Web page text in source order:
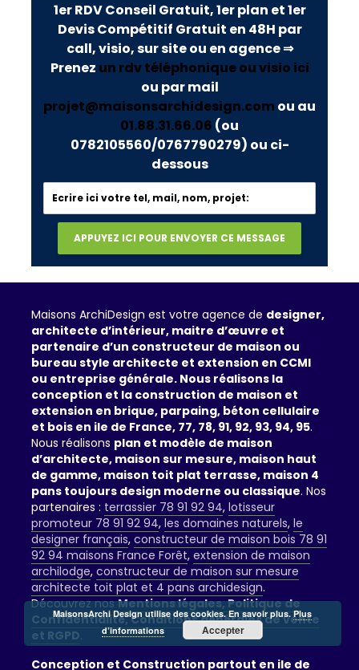
1er RDV Conseil Gratuit, 1er plan et 1er
Devis Compétitif Gratuit en 48H par
call, visio, sur site ou en agence ⇒
Prenez un rdv téléphonique ou visio ici
ou par mail
projet@maisonsarchidesign.com ou au
01.88.31.66.06 (ou
0782105560/0767790279) ou ci-
dessous
Maisons ArchiDesign est votre agence de designer,
architecte d’intérieur, maitre d’œuvre et
partenaire d’un constructeur de maison ou
bureau style architecte et extension en CCMI
ou entreprise générale. Nous réalisons la
conception et la construction de maison et
extension en brique, parpaing, béton cellulaire
et bois en ile de France, 77, 78, 91, 92, 93, 94, 95.
Nous réalisons plan et modèle de maison
d’architecte, maison sur mesure, maison haut
de gamme, maison toit plat terrasse, maison 4
pans toujours design moderne ou classique. Nos
partenaires : terrassier 78 91 92 94, lotisseur
promoteur 78 91 92 94, les domaines naturels, le
designer français, constructeur de maison bois 78 91
92 94 maisons France Forêt, extension de maison
archilodge, constructeur de maison sur mesure
architecte toit plat et 4 pans archidesign.
Découvrez nosMentions légales, Politique de
Confidentialité, Conditions générales de vente
et RGPD.
Conception et Construction partout en ile de
MaisonsArchi Design utilise des cookies. En savoir plus.Plus
d’informations
Accepter